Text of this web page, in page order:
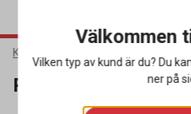
Kök & Servering
Plastbärkassar
Välkommen
Vilken typ av kund är du? Du
ner på